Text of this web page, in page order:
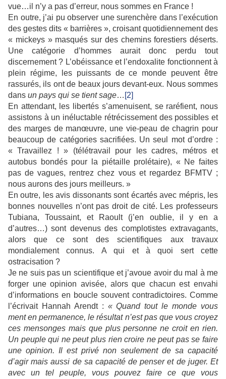
vue…il n’y a pas d’erreur, nous sommes en France !
En outre, j’ai pu observer une surenchère dans l’exécution
des gestes dits « barrières », croisant quotidiennement des
« mickeys » masqués sur des chemins forestiers déserts.
Une catégorie d’hommes aurait donc perdu tout
discernement ? L’obéissance et l’endoxalite fonctionnent à
plein régime, les puissants de ce monde peuvent être
rassurés, ils ont de beaux jours devant-eux. Nous sommes
dans un pays qui se tient sage… [2]
En attendant, les libertés s’amenuisent, se raréfient, nous
assistons à un inéluctable rétrécissement des possibles et
des marges de manœuvre, une vie-peau de chagrin pour
beaucoup de catégories sacrifiées. Un seul mot d’ordre :
« Travaillez ! » (télétravail pour les cadres, métros et
autobus bondés pour la piétaille prolétaire), « Ne faites
pas de vagues, rentrez chez vous et regardez BFMTV ;
nous aurons des jours meilleurs. »
En outre, les avis dissonants sont écartés avec mépris, les
bonnes nouvelles n’ont pas droit de cité. Les professeurs
Tubiana, Toussaint, et Raoult (j’en oublie, il y en a
d’autres…) sont devenus des complotistes extravagants,
alors que ce sont des scientifiques aux travaux
mondialement connus. A qui et à quoi sert cette
ostracisation ?
Je ne suis pas un scientifique et j’avoue avoir du mal à me
forger une opinion avisée, alors que chacun est envahi
d’informations en boucle souvent contradictoires. Comme
l’écrivait Hannah Arendt : « Quand tout le monde vous
ment en permanence, le résultat n’est pas que vous croyez
ces mensonges mais que plus personne ne croit en rien.
Un peuple qui ne peut plus rien croire ne peut pas se faire
une opinion. Il est privé non seulement de sa capacité
d’agir mais aussi de sa capacité de penser et de juger. Et
avec un tel peuple, vous pouvez faire ce que vous